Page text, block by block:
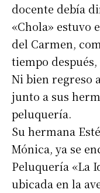
docente debía
«Chola» estuvo
del Carmen,
tiempo
Ni bien regreso
junto a sus
peluquería.
Su hermana
Mónica, ya se
Peluquería «La
ubicada en la